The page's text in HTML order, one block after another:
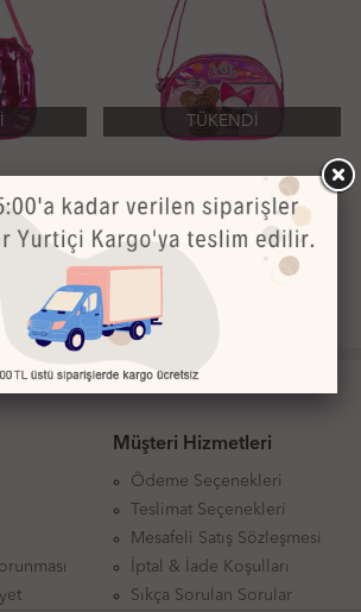
Çocuk
TL
TÜKENDİ
Lol 20474 Fashion Çocuk
Çantası
125.36 TL
122.00 TL
Müşteri Hizmetleri
Ödeme Seçenekleri
Teslimat Seçenekleri
Mesafeli Satış Sözleşmesi
İptal & İade Koşulları
Sıkça Sorulan Sorular